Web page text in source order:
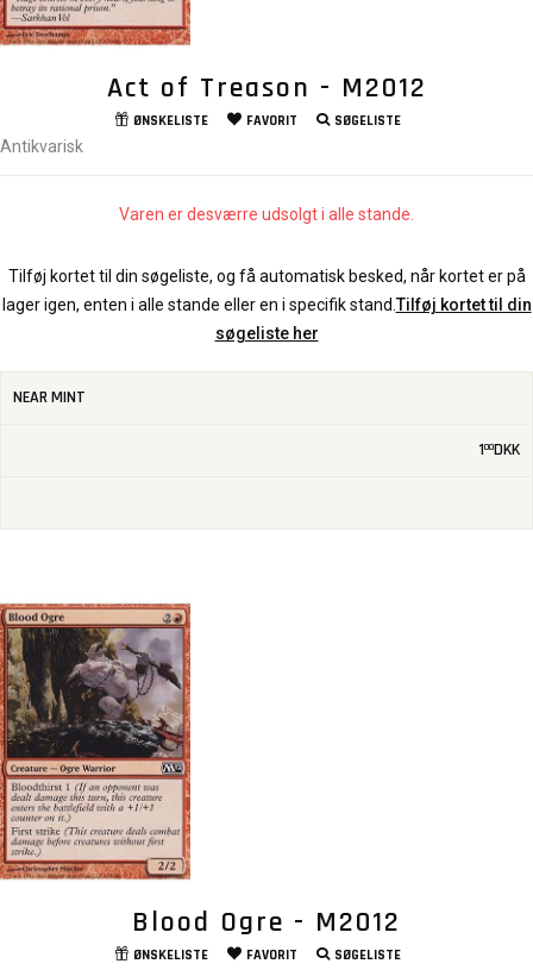
Act of Treason - M2012
ØNSKELISTE FAVORIT SØGELISTE
Antikvarisk
Varen er desværre udsolgt i alle stande.
Tilføj kortet til din søgeliste, og få automatisk besked, når kortet er på
lager igen, enten i alle stande eller en i specifik stand.Tilføj kortet til din
søgeliste her
NEAR MINT
100DKK
Blood Ogre - M2012
ØNSKELISTE FAVORIT SØGELISTE